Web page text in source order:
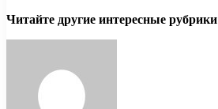
Читайте другие интересные рубрики